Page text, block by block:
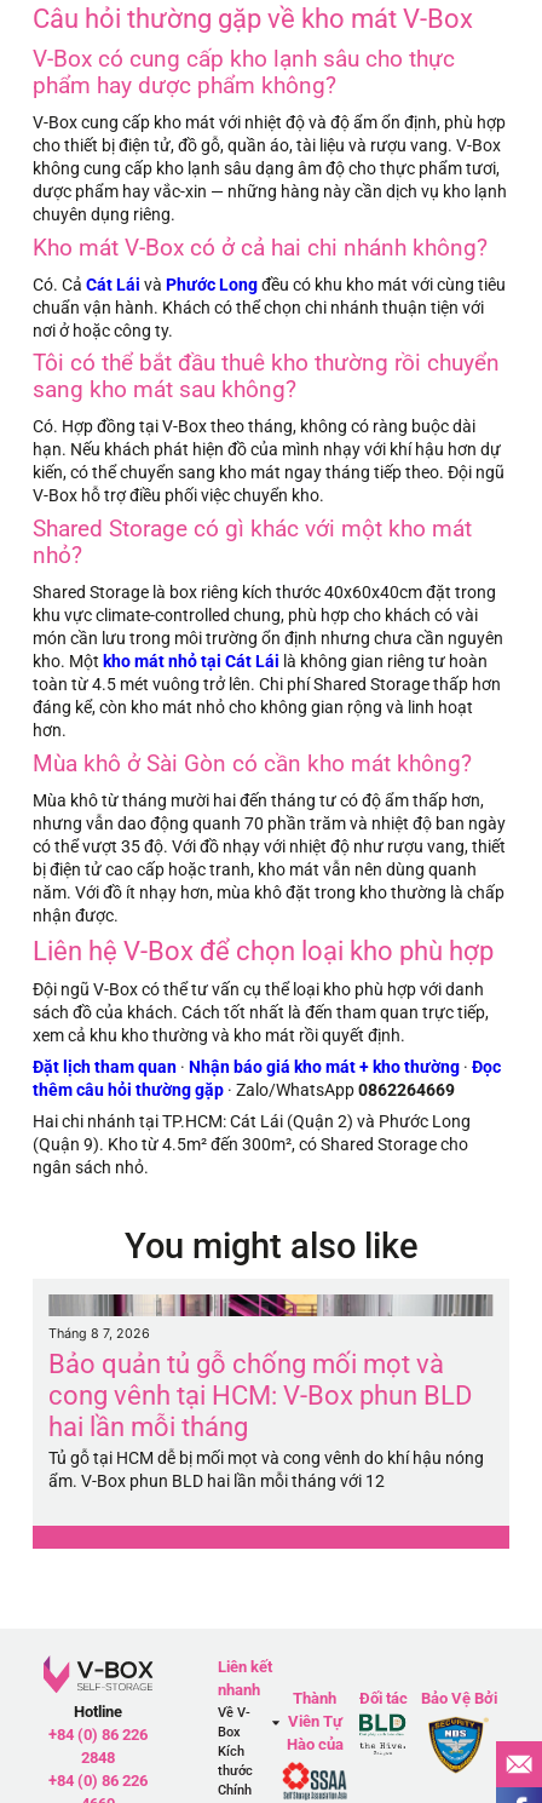
Câu hỏi thường gặp về kho mát V-Box
V-Box có cung cấp kho lạnh sâu cho thực
phẩm hay dược phẩm không?
V-Box cung cấp kho mát với nhiệt độ và độ ẩm ổn định, phù hợp
cho thiết bị điện tử, đồ gỗ, quần áo, tài liệu và rượu vang. V-Box
không cung cấp kho lạnh sâu dạng âm độ cho thực phẩm tươi,
dược phẩm hay vắc-xin — những hàng này cần dịch vụ kho lạnh
chuyên dụng riêng.
Kho mát V-Box có ở cả hai chi nhánh không?
Có. Cả Cát Lái và Phước Longđều có khu kho mát với cùng tiêu
chuẩn vận hành. Khách có thể chọn chi nhánh thuận tiện với
nơi ở hoặc công ty.
Tôi có thể bắt đầu thuê kho thường rồi chuyển
sang kho mát sau không?
Có. Hợp đồng tại V-Box theo tháng, không có ràng buộc dài
hạn. Nếu khách phát hiện đồ của mình nhạy với khí hậu hơn dự
kiến, có thể chuyển sang kho mát ngay tháng tiếp theo. Đội ngũ
V-Box hỗ trợ điều phối việc chuyển kho.
Shared Storage có gì khác với một kho mát
nhỏ?
Shared Storage là box riêng kích thước 40x60x40cm đặt trong
khu vực climate-controlled chung, phù hợp cho khách có vài
món cần lưu trong môi trường ổn định nhưng chưa cần nguyên
kho. Một kho mát nhỏ tại Cát Lái là không gian riêng tư hoàn
toàn từ 4.5 mét vuông trở lên. Chi phí Shared Storage thấp hơn
đáng kể, còn kho mát nhỏ cho không gian rộng và linh hoạt
hơn.
Mùa khô ở Sài Gòn có cần kho mát không?
Mùa khô từ tháng mười hai đến tháng tư có độ ẩm thấp hơn,
nhưng vẫn dao động quanh 70 phần trăm và nhiệt độ ban ngày
có thể vượt 35 độ. Với đồ nhạy với nhiệt độ như rượu vang, thiết
bị điện tử cao cấp hoặc tranh, kho mát vẫn nên dùng quanh
năm. Với đồ ít nhạy hơn, mùa khô đặt trong kho thường là chấp
nhận được.
Liên hệ V-Box để chọn loại kho phù hợp
Đội ngũ V-Box có thể tư vấn cụ thể loại kho phù hợp với danh
sách đồ của khách. Cách tốt nhất là đến tham quan trực tiếp,
xem cả khu kho thường và kho mát rồi quyết định.
Đặt lịch tham quan· Nhận báo giá kho mát + kho thường· Đọc
thêm câu hỏi thường gặp· Zalo/WhatsApp0862264669
Hai chi nhánh tại TP.HCM: Cát Lái (Quận 2) và Phước Long
(Quận 9). Kho từ 4.5m² đến 300m², có Shared Storage cho
ngân sách nhỏ.
You might also like
Tháng 8 7, 2026
Bảo quản tủ gỗ chống mối mọt và
cong vênh tại HCM: V-Box phun BLD
hai lần mỗi tháng
Tủ gỗ tại HCM dễ bị mối mọt và cong vênh do khí hậu nóng
ẩm. V-Box phun BLD hai lần mỗi tháng với 12
Hotline
+84 (0) 86 226
2848
+84 (0) 86 226
Liên kết
nhanh
Về V-
Box
Kích
thước
Chính
Thành
Viên Tự
Hào của
Đối tác Bảo Vệ Bởi